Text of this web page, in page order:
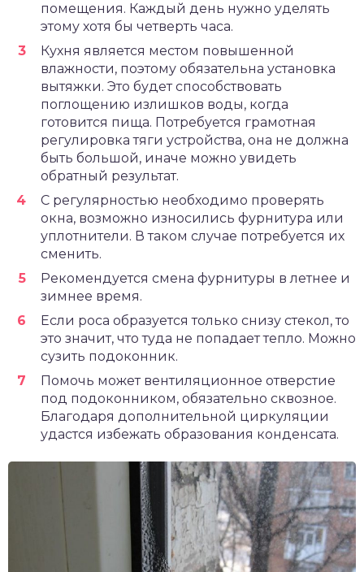
помещения. Каждый день нужно уделять
этому хотя бы четверть часа.
Кухня является местом повышенной
влажности, поэтому обязательна установка
вытяжки. Это будет способствовать
поглощению излишков воды, когда
готовится пища. Потребуется грамотная
регулировка тяги устройства, она не должна
быть большой, иначе можно увидеть
обратный результат.
С регулярностью необходимо проверять
окна, возможно износились фурнитура или
уплотнители. В таком случае потребуется их
сменить.
Рекомендуется смена фурнитуры в летнее и
зимнее время.
Если роса образуется только снизу стекол, то
это значит, что туда не попадает тепло. Можно
сузить подоконник.
Помочь может вентиляционное отверстие
под подоконником, обязательно сквозное.
Благодаря дополнительной циркуляции
удастся избежать образования конденсата.